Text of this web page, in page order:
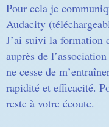
Pour cela je
Audacity
J’ai suivi la formation
auprès de
ne cesse de
rapidité et efficacité.
reste à votre écoute.